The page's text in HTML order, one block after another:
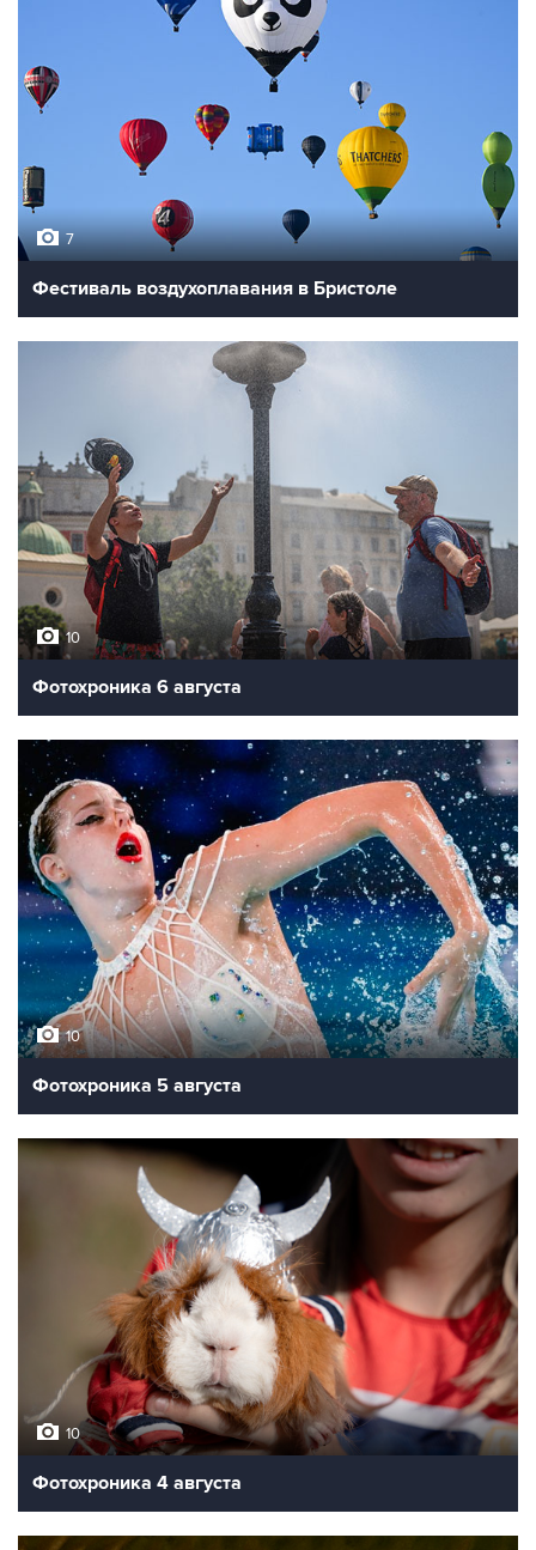
7
Фестиваль воздухоплавания в Бристоле
10
Фотохроника 6 августа
10
Фотохроника 5 августа
10
Фотохроника 4 августа